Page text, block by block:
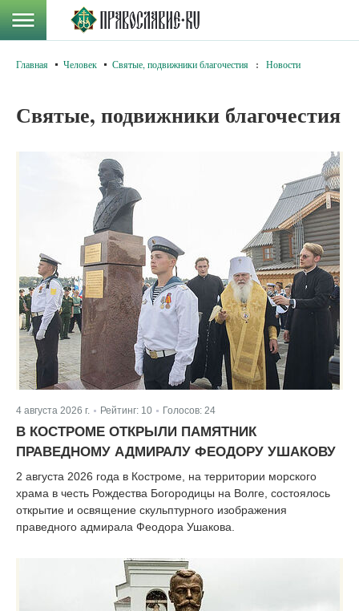
Главная Человек Святые, подвижники благочестия : Новости
Святые, подвижники благочестия
4 августа 2026 г. Рейтинг: 10 Голосов: 24
В КОСТРОМЕ ОТКРЫЛИ ПАМЯТНИК
ПРАВЕДНОМУ АДМИРАЛУ ФЕОДОРУ УШАКОВУ
2 августа 2026 года в Костроме, на территории морского
храма в честь Рождества Богородицы на Волге, состоялось
открытие и освящение скульптурного изображения
праведного адмирала Феодора Ушакова.